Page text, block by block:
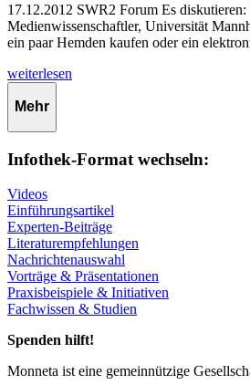
17.12.2012 SWR2 Forum Es
Medienwissenschaftler, Universität
ein paar Hemden kaufen oder ein
weiterlesen
Mehr
Infothek-Format wechseln:
Videos
Einführungsartikel
Experten-Beiträge
Literaturempfehlungen
Nachrichtenauswahl
Vorträge & Präsentationen
Praxisbeispiele & Initiativen
Fachwissen & Studien
Spenden hilft!
Monneta ist eine gemeinnützige